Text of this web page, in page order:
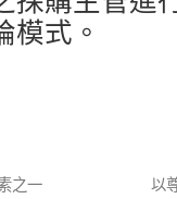
模式。
之一 以